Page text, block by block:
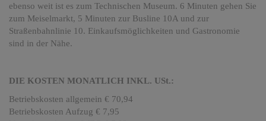
ebenso weit ist es zum Technischen Museum. 6 Minuten gehen Sie
zum Meiselmarkt, 5 Minuten zur Busline 10A und zur
Straßenbahnlinie 10. Einkaufsmöglichkeiten und Gastronomie
sind in der Nähe.
DIE KOSTEN MONATLICH INKL. USt.:
Betriebskosten allgemein € 70,94
Betriebskosten Aufzug € 7,95